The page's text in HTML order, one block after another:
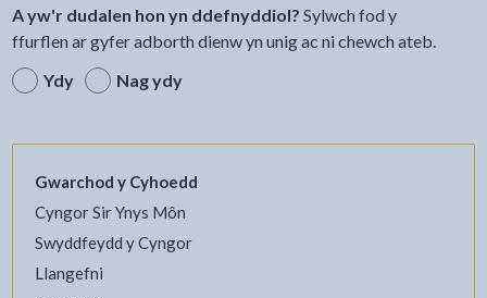
A yw'r dudalen hon yn ddefnyddiol? Sylwch fod y
ffurflen ar gyfer adborth dienw yn unig ac ni chewch ateb.
Ydy
Nag ydy
Gwarchod y Cyhoedd
Cyngor Sir Ynys Môn
Swyddfeydd y Cyngor
Llangefni